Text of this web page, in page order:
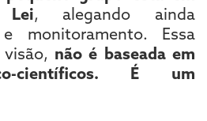
Lei, alegando ainda
e monitoramento. Essa
não é baseada em
científicos. É um